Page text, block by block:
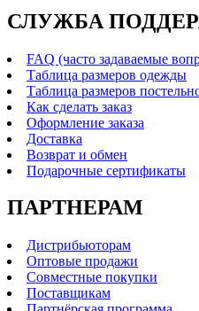
СЛУЖБА
FAQ (часто задаваемые
Таблица размеров одежды
Таблица размеров
Как сделать заказ
Оформление заказа
Доставка
Возврат и обмен
Подарочные сертификаты
ПАРТНЕРАМ
Дистрибьюторам
Оптовые продажи
Совместные покупки
Поставщикам